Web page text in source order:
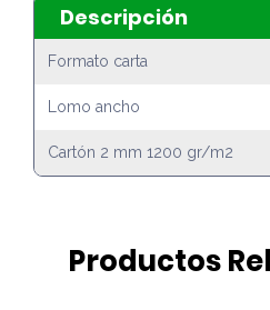
Descripción
Formato carta
Lomo ancho
Cartón 2 mm 1200 gr/m2
Productos